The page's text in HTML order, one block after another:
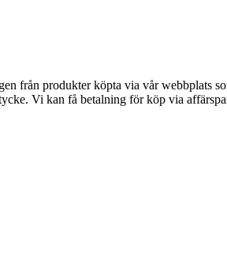
från produkter köpta via vår webbplats
Vi kan få betalning för köp via